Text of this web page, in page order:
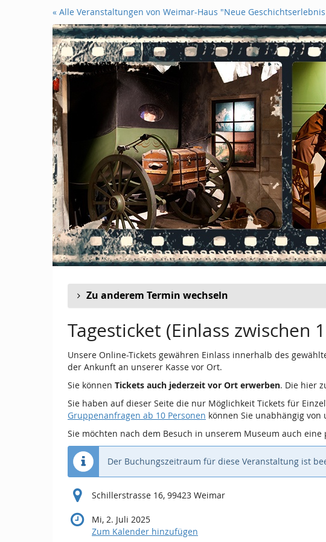
« Alle Veranstaltungen von Weimar-Haus "Neue
Zu anderem Termin wechseln
Tagesticket (Einlass zwischen
Unsere Online-Tickets gewähren Einlass innerhalb des
der Ankunft an unserer Kasse vor Ort.
Sie können Tickets auch jederzeit vor Ort erwerben. Die hier
Sie haben auf dieser Seite die nur Möglichkeit Tickets für
Gruppenanfragen ab 10 Personen können Sie unabhängig
Sie möchten nach dem Besuch in unserem Museum auch
Der Buchungszeitraum für diese Veranstaltung ist
Schillerstrasse 16, 99423 Weimar
Mi, 2. Juli 2025
Zum Kalender hinzufügen